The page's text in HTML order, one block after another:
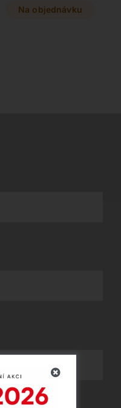
Součástí výbavy je
Na objednávku